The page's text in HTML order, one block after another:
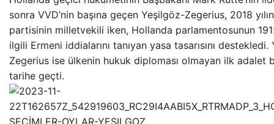
sonra VVD’nin başına geçen Yeşilgöz-Zegerius, 2018
partisinin milletvekili iken, Hollanda parlamentosunun
ilgili Ermeni iddialarını tanıyan yasa tasarısını
Zegerius ise ülkenin hukuk diploması olmayan ilk adalet
tarihe geçti.